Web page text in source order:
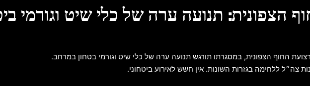
הצפונית: תנועה ערה של כלי שיט וגורמי
החוף הצפונית, במסגרתו תורגש תנועה ערה של כלי שיט וגורמי בטחון במרחב.
ללחימה בגזרות השונות. אין חשש לאירוע ביטחוני.